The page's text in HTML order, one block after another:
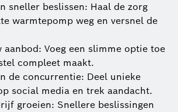
sneller beslissen: Haal de zorg
warmtepomp weg en versnel de
aanbod: Voeg een slimme optie toe
compleet maakt.
de concurrentie: Deel unieke
social media en trek aandacht.
groeien: Snellere beslissingen